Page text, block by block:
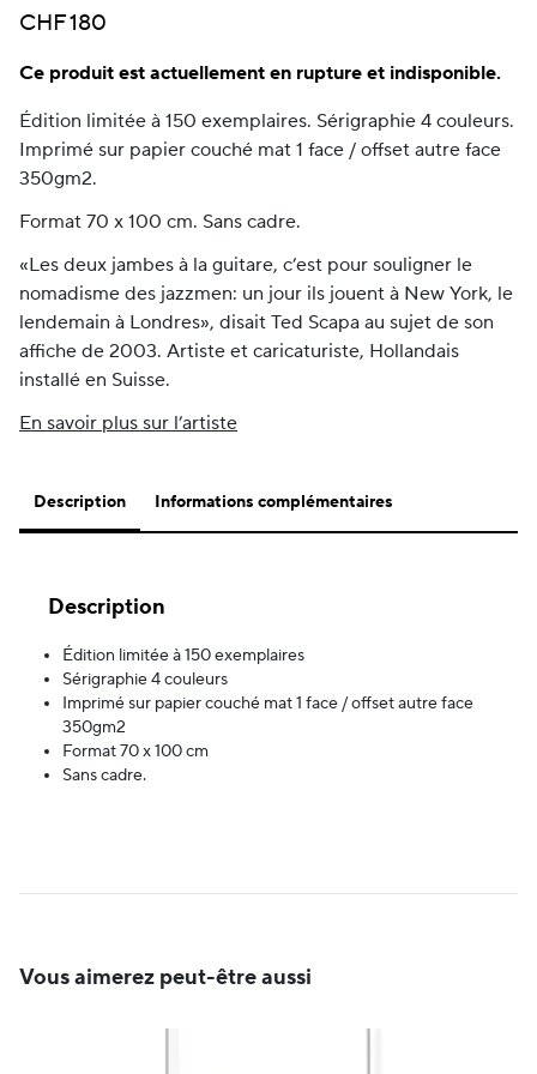
CHF180
Ce produit est actuellement en rupture et indisponible.
Édition limitée à 150 exemplaires. Sérigraphie 4 couleurs.
Imprimé sur papier couché mat 1 face / offset autre face
350gm2.
Format 70 x 100 cm. Sans cadre.
«Les deux jambes à la guitare, c’est pour souligner le
nomadisme des jazzmen: un jour ils jouent à New York, le
lendemain à Londres», disait Ted Scapa au sujet de son
affiche de 2003. Artiste et caricaturiste, Hollandais
installé en Suisse.
En savoir plus sur l’artiste
Description Informations complémentaires
Description
Édition limitée à 150 exemplaires
Sérigraphie 4 couleurs
Imprimé sur papier couché mat 1 face / offset autre face
350gm2
Format 70 x 100 cm
Sans cadre.
Vous aimerez peut-être aussi